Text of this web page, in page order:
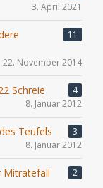
3. April 2021
11
22. November 2014
Schreie
4
8. Januar 2012
Teufels
3
8. Januar 2012
Mitratefall
2